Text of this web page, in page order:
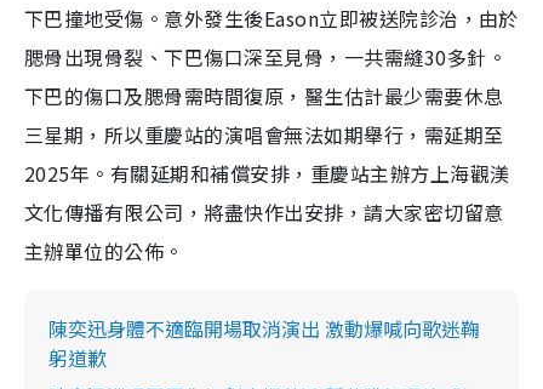
n
g
T
i
m
e
下巴撞地受傷。意外發生後Eason立即被送院診治，由於
腮骨出現骨裂、下巴傷口深至見骨，一共需縫30多針。
下巴的傷口及腮骨需時間復原，醫生估計最少需要休息
三星期，所以重慶站的演唱會無法如期舉行，需延期至
2025年。有關延期和補償安排，重慶站主辦方上海觀渼
文化傳播有限公司，將盡快作出安排，請大家密切留意
主辦單位的公佈。
陳奕迅身體不適臨開場取消演出 激動爆喊向歌迷鞠
躬道歉